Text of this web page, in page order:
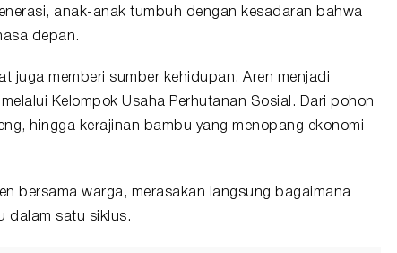
anak-anak tumbuh dengan kesadaran bahwa
depan.
juga memberi sumber kehidupan. Aren menjadi
Kelompok Usaha Perhutanan Sosial. Dari pohon
hingga kerajinan bambu yang menopang ekonomi
bersama warga, merasakan langsung bagaimana
dalam satu siklus.